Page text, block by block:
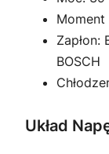
Zapłon:
BOSCH
Układ